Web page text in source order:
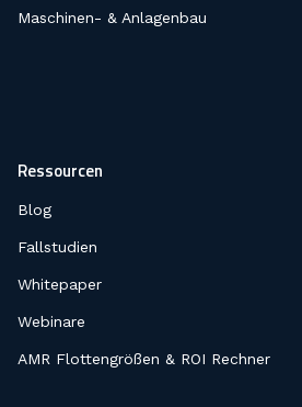
Maschinen- & Anlagenbau
Ressourcen
Blog
Fallstudien
Whitepaper
Webinare
AMR Flottengrößen & ROI Rechner